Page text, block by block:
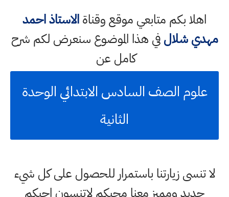
اهلا بكم متابعي موقع وقناةالاستاذ احمد
مهدي شلالفي هذا الموضوع سنعرض لكم شرح
كامل عن
علوم الصف السادس الابتدائي الوحدة
الثانية
لا تنسى زيارتنا باستمرار للحصول على كل شيء
جديد ومميز معنا محبكم لاتنسون احبكم